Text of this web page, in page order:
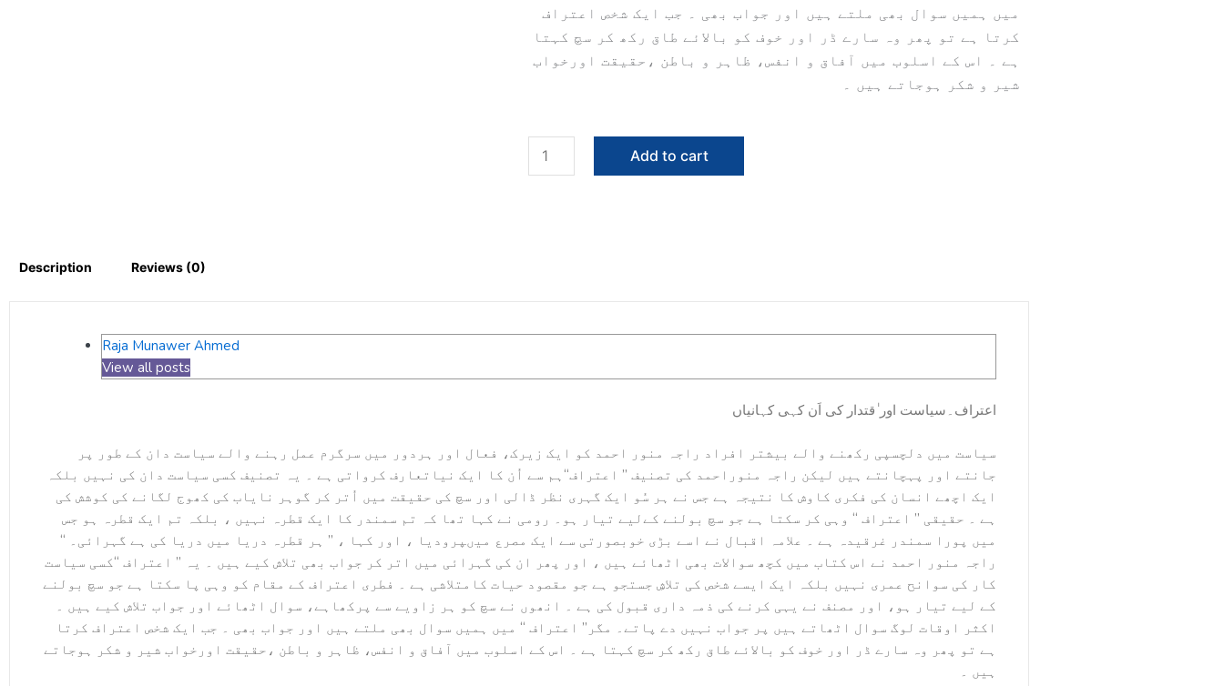
میں ہمیں سوال بھی ملتے ہیں اور جواب بھی ۔ جب ایک شخص اعتراف
کرتا ہے تو پھر وہ سارے ڈر اور خوف کو بالائے طاق رکھ کر سچ کہتا
ہے ۔ اس کے اسلوب میں آفاق و انفس، ظاہر و باطن ،حقیقت اورخواب
شیر و شکر ہوجاتے ہیں ۔
quantity
Add to cart
Description Reviews (0)
Raja Munawer Ahmed
View all posts
اعتراف۔سیاست اور ٰقتدار کی اَن کہی کہانیاں
سیاست میں دلچسپی رکھنے والے بیشتر افراد راجہ منور احمد کو ایک زیرک، فعال اور ہردور میں سرگرم عمل رہنے والے سیاست دان کے طور پر
جانتے اور پہچانتے ہیں لیکن راجہ منوراحمد کی تصنیف ’’ اعتراف‘‘ہم سے اُن کا ایک نیاتعارف کرواتی ہے ۔ یہ تصنیف کسی سیاست دان کی نہیں بلکہ
ایک اچھے انسان کی فکری کاوش کا نتیجہ ہے جس نے ہر سُو ایک گہری نظر ڈالی اور سچ کی حقیقت میں اُتر کر گوہر نایاب کی کھوج لگانے کی کوشش کی
ہے ۔ حقیقی ’’ اعتراف ‘‘ وہی کر سکتا ہے جو سچ بولنے کےلیے تیار ہو۔ رومی نے کہا تھا کہ تم سمندر کا ایک قطرہ نہیں ، بلکہ تم ایک قطرہ ہو جس
میں پورا سمندر غرقیدہ ہے ۔ علامہ اقبال نے اسے بڑی خوبصورتی سے ایک مصرع میںپرودیا ، اور کہا ، ’’ ہر قطرہ دریا میں دریا کی ہے گہرائی۔ ‘‘
راجہ منور احمد نے اس کتاب میں کچھ سوالات بھی اٹھائے ہیں ، اور پھر ان کی گہرائی میں اتر کر جواب بھی تلاش کیے ہیں ۔ یہ ’’ اعتراف ‘‘کسی سیاست
کار کی سوانح عمری نہیں بلکہ ایک ایسے شخص کی تلاشِ جستجو ہے جو مقصود حیات کامتلاشی ہے ۔ فطری اعتراف کے مقام کو وہی پا سکتا ہے جو سچ بولنے
کے لیے تیار ہو، اور مصنف نے یہی کرنے کی ذمہ داری قبول کی ہے ۔ انھوں نے سچ کو ہر زاویے سے پرکھاہے، سوال اٹھائے اور جواب تلاش کیے ہیں ۔
اکثر اوقات لوگ سوال اٹھاتے ہیں پر جواب نہیں دے پاتے۔ مگر’’ اعتراف ‘‘ میں ہمیں سوال بھی ملتے ہیں اور جواب بھی ۔ جب ایک شخص اعتراف کرتا
ہے تو پھر وہ سارے ڈر اور خوف کو بالائے طاق رکھ کر سچ کہتا ہے ۔ اس کے اسلوب میں آفاق و انفس، ظاہر و باطن ،حقیقت اورخواب شیر و شکر ہوجاتے
ہیں ۔